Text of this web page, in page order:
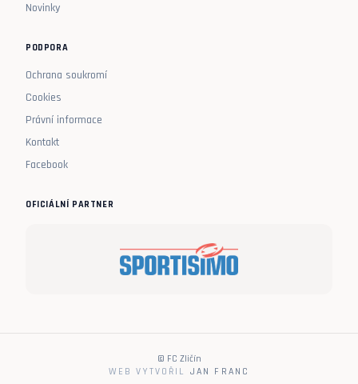
Novinky
PODPORA
Ochrana soukromí
Cookies
Právní informace
Kontakt
Facebook
OFICIÁLNÍ PARTNER
© FC Zličín
WEB VYTVOŘIL JAN FRANC